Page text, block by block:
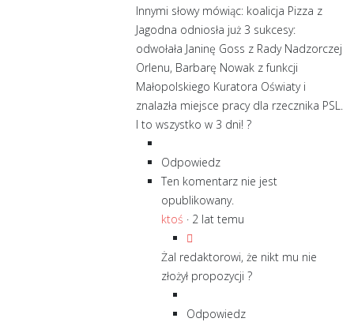
Innymi słowy mówiąc: koalicja Pizza z
Jagodna odniosła już 3 sukcesy:
odwołała Janinę Goss z Rady Nadzorczej
Orlenu, Barbarę Nowak z funkcji
Małopolskiego Kuratora Oświaty i
znalazła miejsce pracy dla rzecznika PSL.
I to wszystko w 3 dni! ?
Odpowiedz
Ten komentarz nie jest
opublikowany.
ktoś · 2 lat temu
Żal redaktorowi, że nikt mu nie
złożył propozycji ?
Odpowiedz